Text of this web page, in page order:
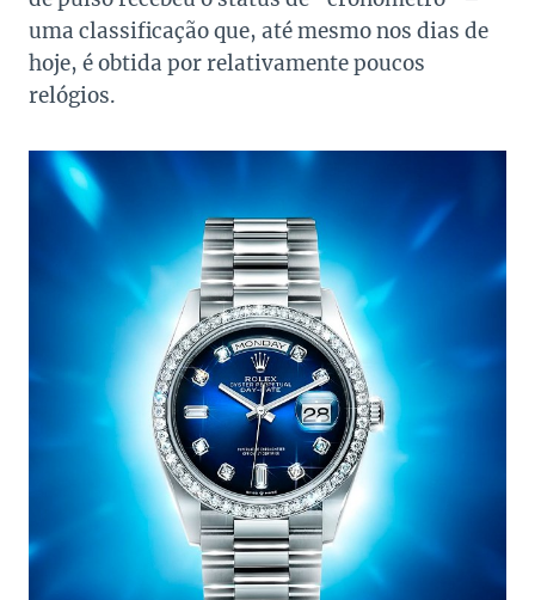
uma classificação que, até mesmo nos dias de
hoje, é obtida por relativamente poucos
relógios.